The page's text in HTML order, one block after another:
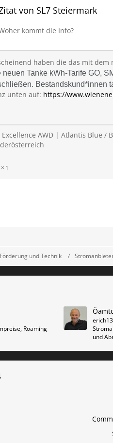
von SL7 Steiermark
kommt die Info?
haben die das mit dem
neuen Tanke kWh-Tarife GO,
Bestandskund*innen
unten auf: https://
Excellence AWD | Atlantis Blue /
1
und Technik
Roaming
erich13
und